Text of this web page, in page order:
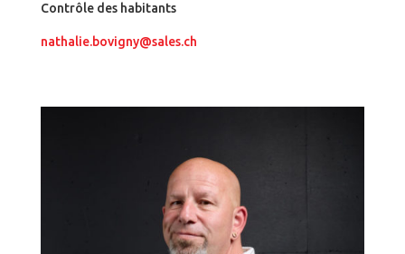
Contrôle des habitants
nathalie.bovigny@sales.ch